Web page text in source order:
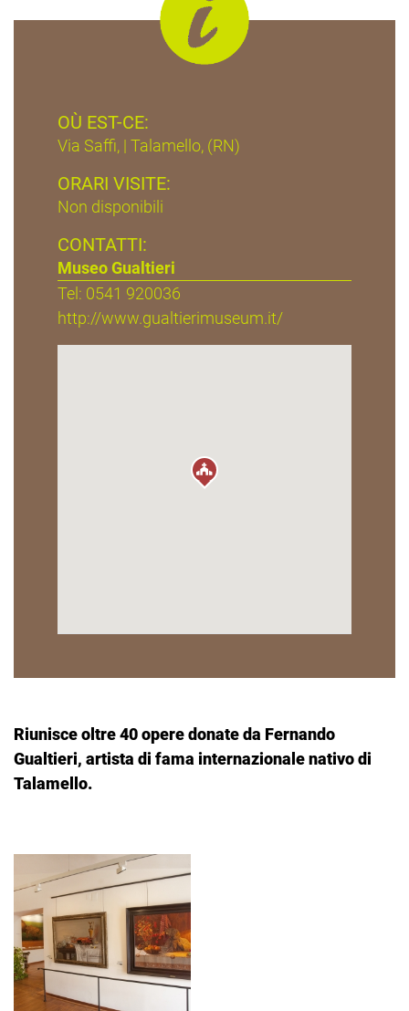
OÙ EST-CE:
Via Saffi, | Talamello, (RN)
ORARI VISITE:
Non disponibili
CONTATTI:
Museo Gualtieri
Tel: 0541 920036
http://www.gualtierimuseum.it/
Riunisce oltre 40 opere donate da Fernando
Gualtieri, artista di fama internazionale nativo di
Talamello.